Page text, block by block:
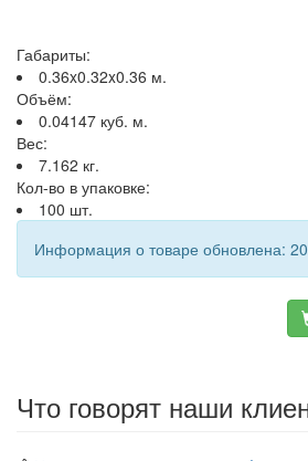
Габариты:
0.36x0.32x0.36 м.
Объём:
0.04147 куб. м.
Вес:
7.162 кг.
Кол-во в упаковке:
100 шт.
Информация о товаре обновлена:
Что говорят наши